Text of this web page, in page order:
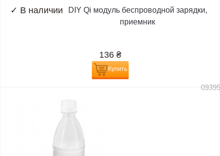
✓ В наличии
DIY Qi модуль беспроводной зарядки,
приемник
136 ₴
Купить